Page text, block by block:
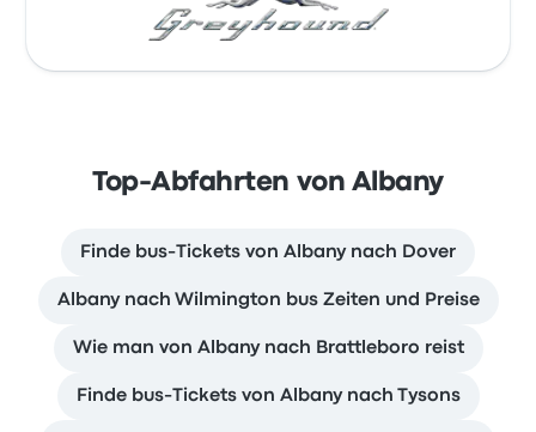
Top-Abfahrten von Albany
Finde bus-Tickets von Albany nach Dover
Albany nach Wilmington bus Zeiten und Preise
Wie man von Albany nach Brattleboro reist
Finde bus-Tickets von Albany nach Tysons